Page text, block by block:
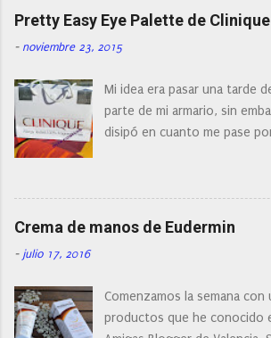
naturalmente de todos los
actualidad tal variedad, que
compra debemos de
post os voy a dar mi opinión
cepillo facial de Clinique
Pretty Easy Eye Palette de Clinique
- noviembre 23, 2015
Mi idea era pasar una tarde
parte de mi armario, sin
disipó en cuanto me pase
resistirse a esta paleta de
Crema de manos de Eudermin
- julio 17, 2016
Comenzamos la semana con
productos que he conocido